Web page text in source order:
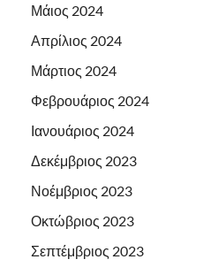
Μάιος 2024
Απρίλιος 2024
Μάρτιος 2024
Φεβρουάριος 2024
Ιανουάριος 2024
Δεκέμβριος 2023
Νοέμβριος 2023
Οκτώβριος 2023
Σεπτέμβριος 2023